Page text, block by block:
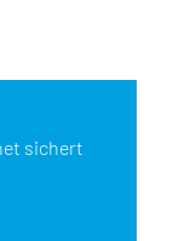
sichert